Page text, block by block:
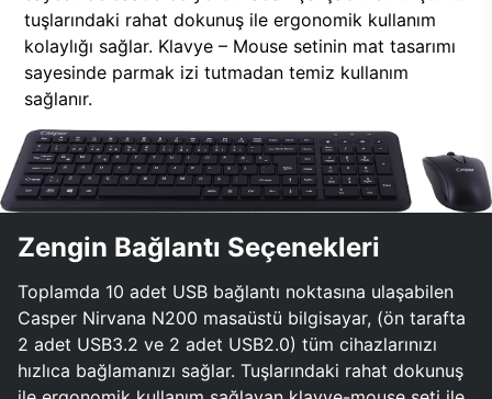
tuşlarındaki rahat dokunuş ile ergonomik kullanım
kolaylığı sağlar. Klavye – Mouse setinin mat tasarımı
sayesinde parmak izi tutmadan temiz kullanım
sağlanır.
Zengin Bağlantı Seçenekleri
Toplamda 10 adet USB bağlantı noktasına ulaşabilen
Casper Nirvana N200 masaüstü bilgisayar, (ön tarafta
2 adet USB3.2 ve 2 adet USB2.0) tüm cihazlarınızı
hızlıca bağlamanızı sağlar. Tuşlarındaki rahat dokunuş